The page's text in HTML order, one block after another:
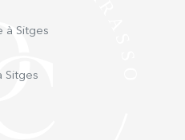
Mobilier
et décoratif
de luxe
le confort. La
inclus. Il comprend
à Sitges
Sitges